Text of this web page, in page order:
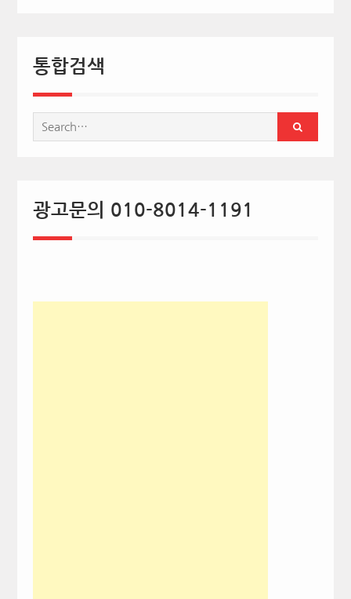
통합검색
Search
for:
광고문의 010-8014-1191